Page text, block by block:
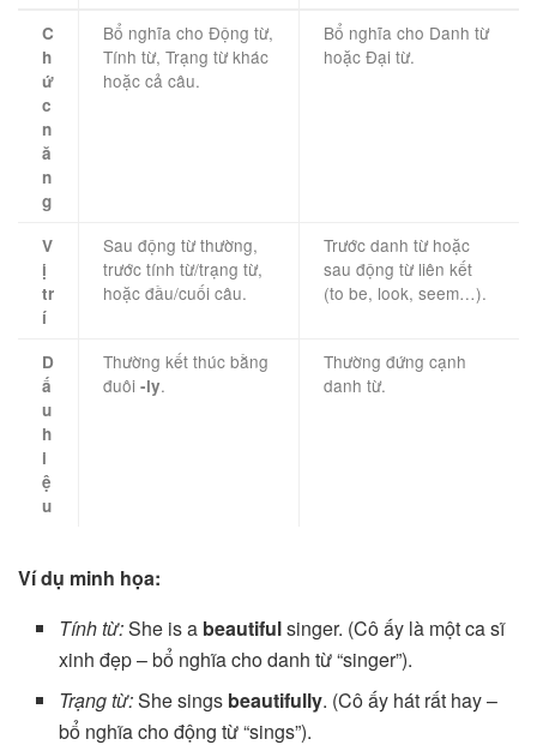
C
h
ứ
c
n
ă
n
g
Bổ nghĩa cho Động từ,
Tính từ, Trạng từ khác
hoặc cả câu.
Bổ nghĩa cho Danh từ
hoặc Đại từ.
V
ị
tr
í
Sau động từ thường,
trước tính từ/trạng từ,
hoặc đầu/cuối câu.
Trước danh từ hoặc
sau động từ liên kết
(to be, look, seem…).
D
ấ
u
h
i
ệ
u
Thường kết thúc bằng
đuôi -ly.
Thường đứng cạnh
danh từ.
Ví dụ minh họa:
Tính từ:She is a beautifulsinger. (Cô ấy là một ca sĩ
xinh đẹp – bổ nghĩa cho danh từ “singer”).
Trạng từ:She sings beautifully. (Cô ấy hát rất hay –
bổ nghĩa cho động từ “sings”).